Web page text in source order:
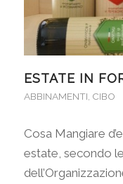
ESTATE IN
ABBINAMENTI, CIBO
Cosa Mangiare
estate, secondo